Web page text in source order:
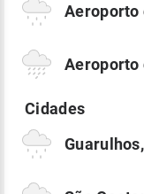
Aeroporto
Aeroporto